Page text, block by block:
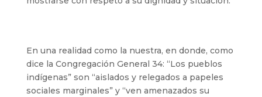
En una realidad como la nuestra, en donde, como
dice la Congregación General 34: “Los pueblos
indígenas” son “aislados y relegados a papeles
sociales marginales” y “ven amenazados su